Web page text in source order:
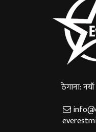
ठेगाना: